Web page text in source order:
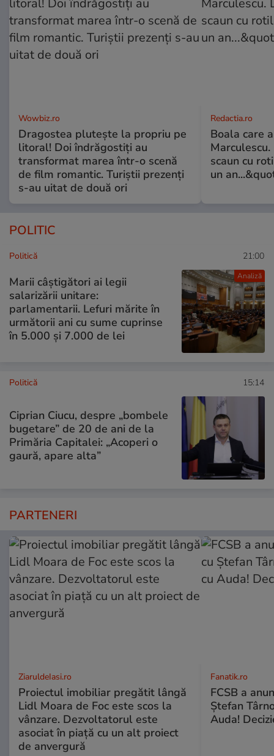
Wowbiz.ro
Dragostea plutește la propriu pe
litoral! Doi îndrăgostiți au
transformat marea într-o scenă
de film romantic. Turiștii prezenți
s-au uitat de două ori
Redactia.ro
Boala care
scaun cu
un
POLITIC
Analiză
Politică 21:00
Marii câștigători ai legii
salarizării unitare:
parlamentarii. Lefuri mărite în
următorii ani cu sume cuprinse
în 5.000 și 7.000 de lei
Politică 15:14
Ciprian Ciucu, despre „bombele
bugetare” de 20 de ani de la
Primăria Capitalei: „Acoperi o
gaură, apare alta”
PARTENERI
ZiaruldeIasi.ro
Proiectul imobiliar pregătit lângă
Lidl Moara de Foc este scos la
vânzare. Dezvoltatorul este
asociat în piață cu un alt proiect
de anvergură
Fanatik.ro
FCSB a
Ștefan
Auda!